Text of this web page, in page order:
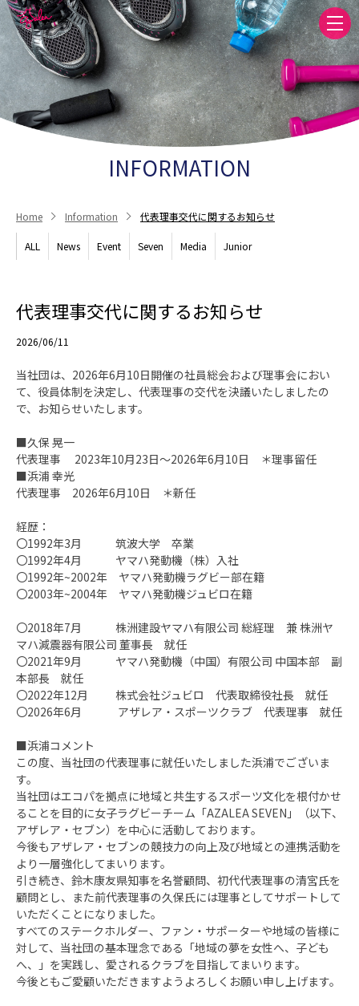
INFORMATION
Home Information 代表理事交代に関するお知らせ
ALL News Event Seven Media Junior
代表理事交代に関するお知らせ
2026/06/11
当社団は、2026年6月10日開催の社員総会および理事会におい
て、役員体制を決定し、代表理事の交代を決議いたしましたの
で、お知らせいたします。
■久保 晃一
代表理事 2023年10月23日～2026年6月10日 ＊理事留任
■浜浦 幸光
代表理事 2026年6月10日 ＊新任
経歴：
〇1992年3月 筑波大学 卒業
〇1992年4月 ヤマハ発動機（株）入社
〇1992年~2002年 ヤマハ発動機ラグビー部在籍
〇2003年~2004年 ヤマハ発動機ジュビロ在籍
〇2018年7月 株洲建設ヤマハ有限公司 総経理 兼 株洲ヤ
マハ減震器有限公司 董事長 就任
〇2021年9月 ヤマハ発動機（中国）有限公司 中国本部 副
本部長 就任
〇2022年12月 株式会社ジュビロ 代表取締役社長 就任
〇2026年6月 アザレア・スポーツクラブ 代表理事 就任
■浜浦コメント
この度、当社団の代表理事に就任いたしました浜浦でございま
す。
当社団はエコパを拠点に地域と共生するスポーツ文化を根付かせ
ることを目的に女子ラグビーチーム「AZALEA SEVEN」（以下、
アザレア・セブン）を中心に活動しております。
今後もアザレア・セブンの競技力の向上及び地域との連携活動を
より一層強化してまいります。
引き続き、鈴木康友県知事を名誉顧問、初代代表理事の清宮氏を
顧問とし、また前代表理事の久保氏には理事としてサポートして
いただくことになりました。
すべてのステークホルダー、ファン・サポーターや地域の皆様に
対して、当社団の基本理念である「地域の夢を女性へ、子ども
へ、」を実践し、愛されるクラブを目指してまいります。
今後ともご愛顧いただきますようよろしくお願い申し上げます。